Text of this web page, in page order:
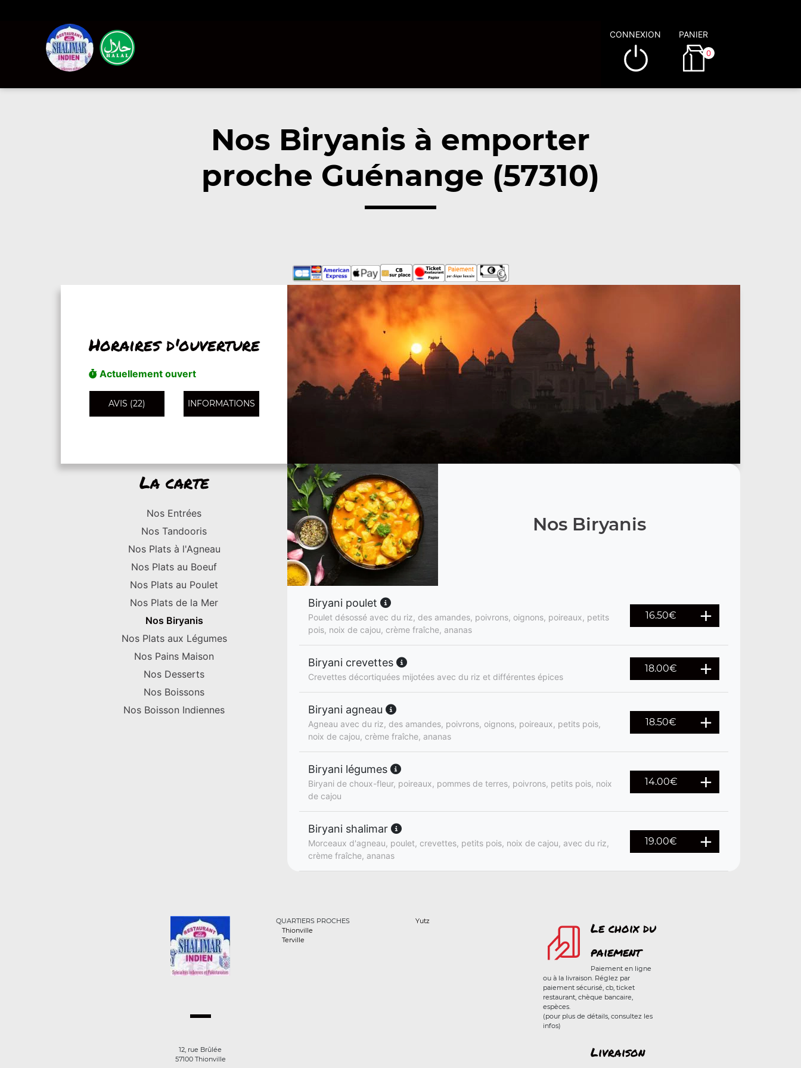
CONNEXION PANIER
0
Nos Biryanis à emporter
proche Guénange (57310)
Horaires d'ouverture
Actuellement ouvert
AVIS (22) INFORMATIONS
La carte
Nos Entrées
Nos Tandooris
Nos Plats à l'Agneau
Nos Plats au Boeuf
Nos Plats au Poulet
Nos Plats de la Mer
Nos Biryanis
Nos Plats aux Légumes
Nos Pains Maison
Nos Desserts
Nos Boissons
Nos Boisson Indiennes
Nos Biryanis
Biryani poulet
Poulet désossé avec du riz, des amandes, poivrons, oignons, poireaux, petits
pois, noix de cajou, crème fraîche, ananas
16.50€
Biryani crevettes
Crevettes décortiquées mijotées avec du riz et différentes épices
18.00€
Biryani agneau
Agneau avec du riz, des amandes, poivrons, oignons, poireaux, petits pois,
noix de cajou, crème fraîche, ananas
18.50€
Biryani légumes
Biryani de choux-fleur, poireaux, pommes de terres, poivrons, petits pois, noix
de cajou
14.00€
Biryani shalimar
Morceaux d'agneau, poulet, crevettes, petits pois, noix de cajou, avec du riz,
crème fraîche, ananas
19.00€
12, rue Brûlée
57100 Thionville
QUARTIERS PROCHES
Thionville
Terville
Yutz
Le choix du
paiement
Paiement en ligne
ou à la livraison. Réglez par
paiement sécurisé, cb, ticket
restaurant, chèque bancaire,
espèces.
(pour plus de détails, consultez les
infos)
Livraison